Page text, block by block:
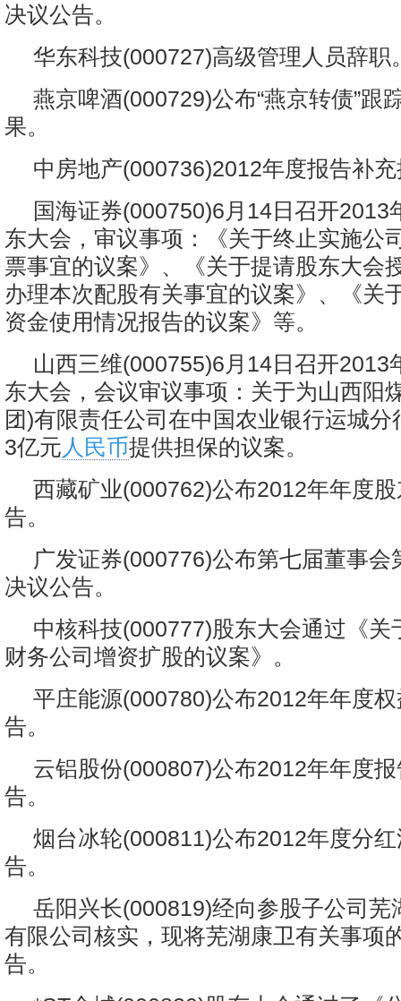
决议公告。
华东科技(000727)高级管理人员辞职
燕京啤酒(000729)公布“燕京转债”跟
果。
中房地产(000736)2012年度报告补
国海证券(000750)6月14日召开2013
东大会，审议事项：《关于终止实施公
票事宜的议案》、《关于提请股东大会
办理本次配股有关事宜的议案》、《关
资金使用情况报告的议案》等。
山西三维(000755)6月14日召开2013
东大会，会议审议事项：关于为山西阳
团)有限责任公司在中国农业银行运城
3亿元 人民币提供担保的议案。
西藏矿业(000762)公布2012年年度
告。
广发证券(000776)公布第七届董事会
决议公告。
中核科技(000777)股东大会通过《关
财务公司增资扩股的议案》。
平庄能源(000780)公布2012年年度
告。
云铝股份(000807)公布2012年年度
告。
烟台冰轮(000811)公布2012年度分
告。
岳阳兴长(000819)经向参股子公司芜
有限公司核实，现将芜湖康卫有关事项
告。